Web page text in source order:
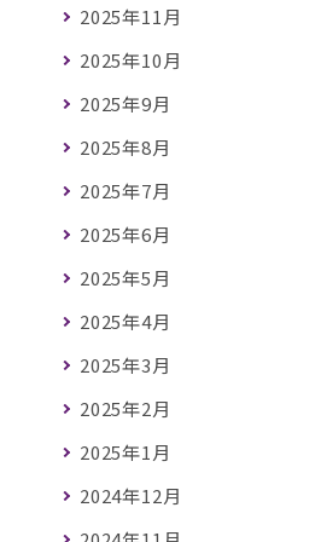
2025年11月
2025年10月
2025年9月
2025年8月
2025年7月
2025年6月
2025年5月
2025年4月
2025年3月
2025年2月
2025年1月
2024年12月